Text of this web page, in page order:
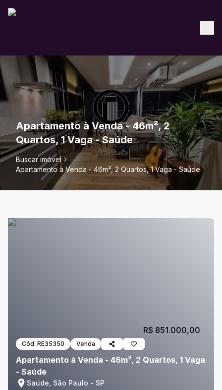
Apartamento à Venda - 46m², 2
Quartos, 1 Vaga - Saúde
Buscar imóvel
Apartamento à Venda - 46m², 2 Quartos, 1 Vaga - Saúde
Cód: RE35350 Venda
Apartamento à Venda - 46m², 2 Quartos, 1 Vaga
- Saúde
Saúde, São Paulo - SP
R$ 851.000,00